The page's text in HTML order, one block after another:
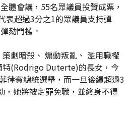
體會議，55名眾議員投贊成票，
表超過3分之1的眾議員支持彈
劾門檻。
劃暗殺、 煽動叛亂、 濫用職權
特(Rodrigo Duterte)的長女，今
律賓總統選舉，而一旦後續超過3
，她將被定罪免職，並終身不得